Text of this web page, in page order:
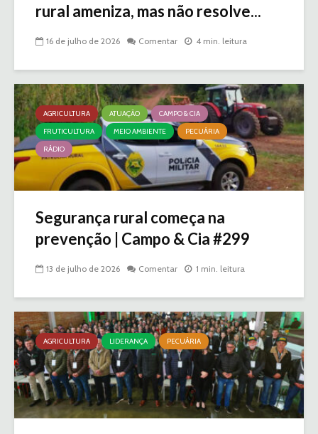
rural ameniza, mas não resolve...
16 de julho de 2026 Comentar 4 min. leitura
AGRICULTURA ATUAÇÃO
CAMPO & CIA
FRUTICULTURA
MEIO AMBIENTE
PECUÁRIA
RÁDIO
Segurança rural começa na
prevenção | Campo & Cia #299
13 de julho de 2026 Comentar 1 min. leitura
AGRICULTURA LIDERANÇA PECUÁRIA